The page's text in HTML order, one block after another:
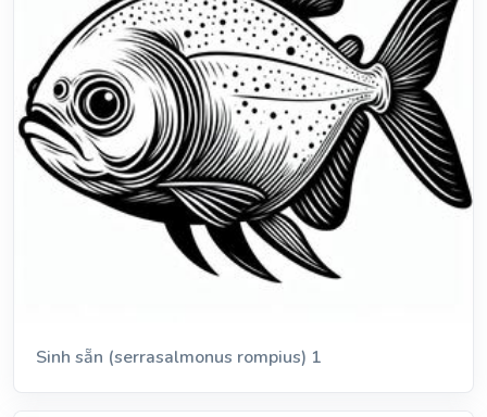
Sinh sẵn (serrasalmonus rompius) 1